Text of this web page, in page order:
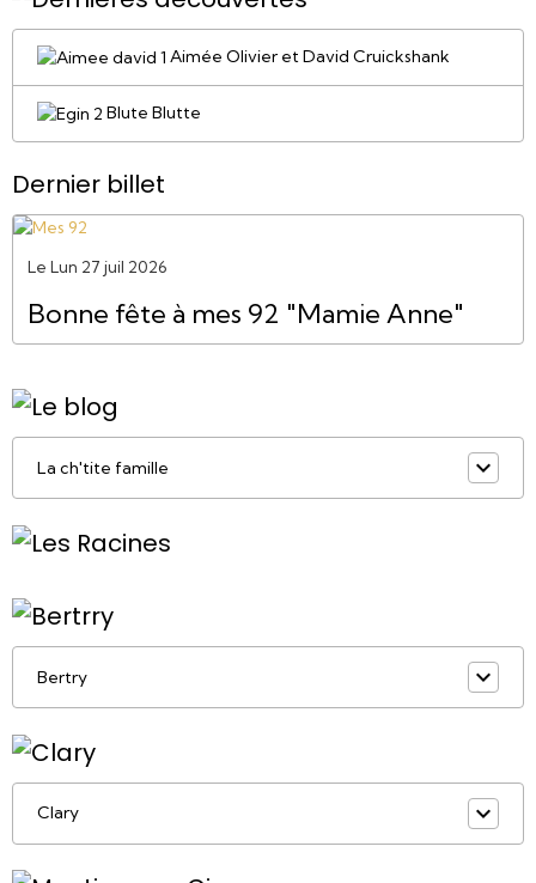
Aimée Olivier et David Cruickshank
Blute Blutte
Dernier billet
Le Lun 27 juil 2026
Bonne fête à mes 92 "Mamie Anne"
La ch'tite famille
Bertry
Clary